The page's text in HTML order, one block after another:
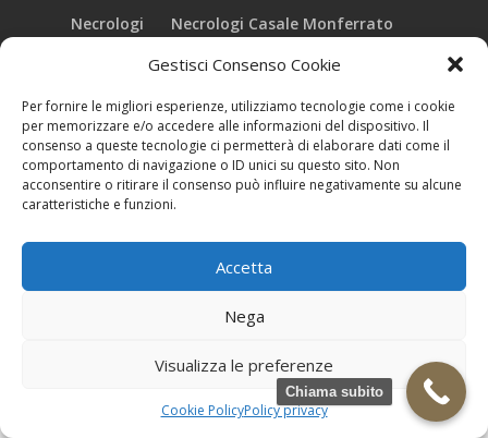
Gestisci Consenso Cookie
Per fornire le migliori esperienze, utilizziamo tecnologie come i cookie
per memorizzare e/o accedere alle informazioni del dispositivo. Il
consenso a queste tecnologie ci permetterà di elaborare dati come il
comportamento di navigazione o ID unici su questo sito. Non
acconsentire o ritirare il consenso può influire negativamente su alcune
caratteristiche e funzioni.
Accetta
Nega
Visualizza le preferenze
Cookie PolicyPolicy privacy
Necrologi
Necrologi Casale Monferrato
Realizzazione grafica e Copyright © zeropensieri local web -
Casale Monferrato info@zeropensieri-cloud
Chiama subito